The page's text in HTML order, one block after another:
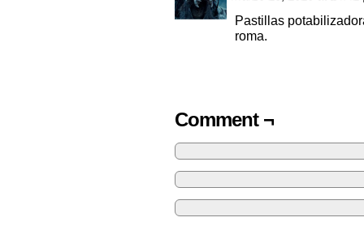
Pastillas
roma.
Comment ¬